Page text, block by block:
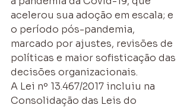
acelerou sua adoção em escala; e
o período pós-pandemia,
marcado por ajustes, revisões de
políticas e maior sofisticação das
decisões organizacionais.
A Lei nº 13.467/2017 incluiu na
Consolidação das Leis do